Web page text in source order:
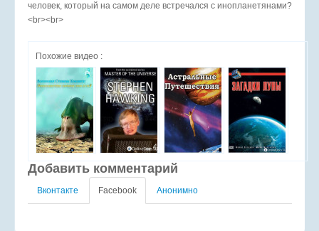
человек, который на самом деле встречался с инопланетянами?
<br><br>
Похожие видео :
Добавить комментарий
Вконтакте Facebook Анонимно